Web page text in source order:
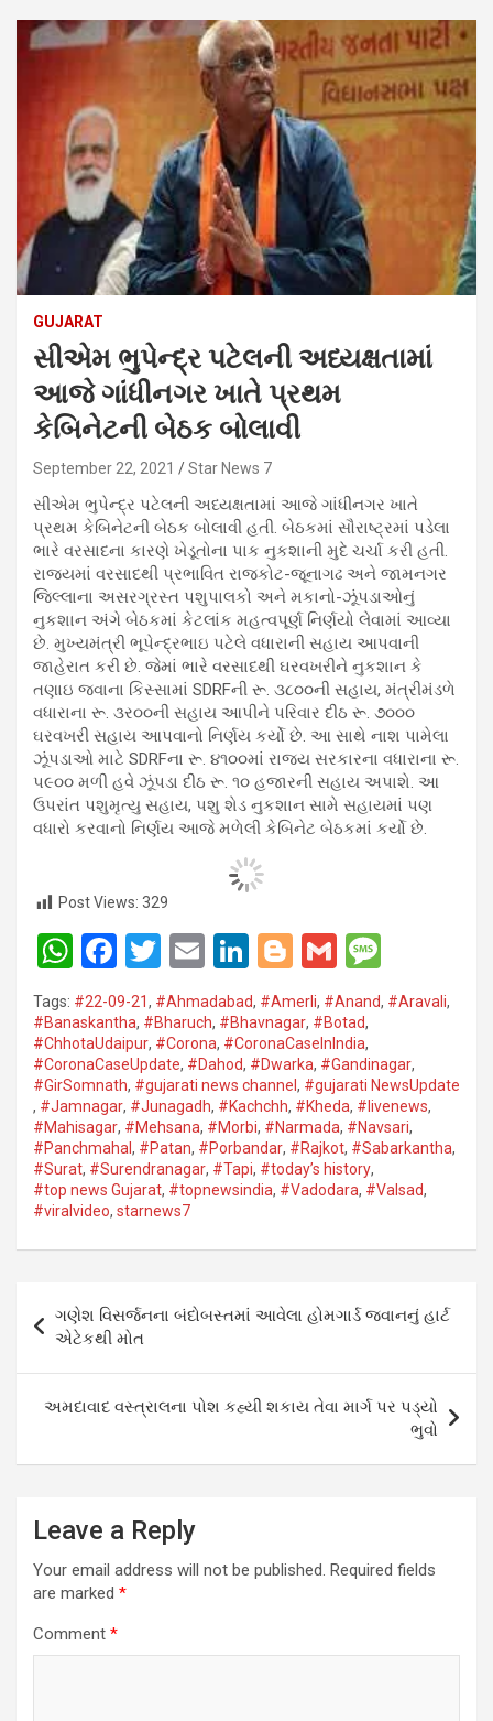
GUJARAT
સીએમ ભુપેન્દ્ર પટેલની અધ્યક્ષતામાં
આજે ગાંધીનગર ખાતે પ્રથમ
કેબિનેટની બેઠક બોલાવી
September 22, 2021 Star News 7
સીએમ ભુપેન્દ્ર પટેલની અધ્યક્ષતામાં આજે ગાંધીનગર ખાતે
પ્રથમ કેબિનેટની બેઠક બોલાવી હતી. બેઠકમાં સૌરાષ્ટ્રમાં પડેલા
ભારે વરસાદના કારણે ખેડૂતોના પાક નુકશાની મુદે ચર્ચા કરી હતી.
રાજ્યમાં વરસાદથી પ્રભાવિત રાજકોટ-જૂનાગઢ અને જામનગર
જિલ્લાના અસરગ્રસ્ત પશુપાલકો અને મકાનો-ઝૂંપડાઓનું
નુકશાન અંગે બેઠકમાં કેટલાંક મહત્વપૂર્ણ નિર્ણયો લેવામાં આવ્યા
છે. મુખ્યમંત્રી ભૂપેન્દ્રભાઇ પટેલે વધારાની સહાય આપવાની
જાહેરાત કરી છે. જેમાં ભારે વરસાદથી ઘરવખરીને નુકશાન કે
તણાઇ જવાના કિસ્સામાં SDRFની રૂ. ૩૮૦૦ની સહાય, મંત્રીમંડળે
વધારાના રૂ. ૩ર૦૦ની સહાય આપીને પરિવાર દીઠ રૂ. ૭૦૦૦
ઘરવખરી સહાય આપવાનો નિર્ણય કર્યો છે. આ સાથે નાશ પામેલા
ઝૂંપડાઓ માટે SDRFના રૂ. ૪૧૦૦માં રાજ્ય સરકારના વધારાના રૂ.
પ૯૦૦ મળી હવે ઝૂંપડા દીઠ રૂ. ૧૦ હજારની સહાય અપાશે. આ
ઉપરાંત પશુમૃત્યુ સહાય, પશુ શેડ નુકશાન સામે સહાયમાં પણ
વધારો કરવાનો નિર્ણય આજે મળેલી કેબિનેટ બેઠકમાં કર્યો છે.
Post Views: 329
W
h
at
s
A
p
p
F
a
ce
b
o
o
k
T
wi
tt
er
E
m
ail
Li
n
ke
dI
n
Bl
o
g
g
er
G
m
ail
es
s
a
g
e
Tags: #22-09-21, #Ahmadabad, #Amerli, #Anand, #Aravali,
#Banaskantha​, #Bharuch, #Bhavnagar​, #Botad,
#ChhotaUdaipur, #Corona​, #CoronaCaseInIndia,
#CoronaCaseUpdate, #Dahod​, #Dwarka​, #Gandinagar,
#GirSomnath, #gujarati news channel , #gujarati NewsUpdate
, #Jamnagar​, #Junagadh​, #Kachchh, #Kheda​, #livenews,
#Mahisagar​, #Mehsana, #Morbi, #Narmada, #Navsari​,
#Panchmahal , #Patan​, #Porbandar​, #Rajkot​, #Sabarkantha​,
#Surat​, #Surendranagar, #Tapi​, #today’s history,
#top news Gujarat, #topnewsindia, #Vadodara​, #Valsad​,
#viralvideo, starnews7
navigation
ગણેશ વિસર્જનના બંદોબસ્તમાં આવેલા હોમગાર્ડ જવાનનું હાર્ટ
એટેકથી મોત
અમદાવાદ વસ્ત્રાલના પોશ કહ્યી શકાય તેવા માર્ગ પર પડ્યો
ભુવો
Leave a Reply
Your email address will not be published. Required fields
are marked *
Comment *